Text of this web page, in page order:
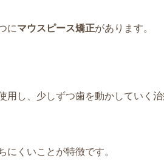
にマウスピース矯正があります。
用し、少しずつ歯を動かしていく
くいことが特徴です。